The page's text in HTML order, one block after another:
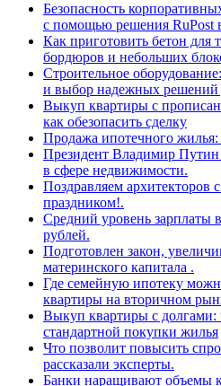
Безопасность
с помощью решения RuPost
Как приготовить бетон для
бордюров и небольших
Строительное
и выбор надежных решений
Выкуп квартиры с
как обезопасить сделку
Продажа ипотечного
Президент Владимир Путин
в сфере недвижимости.
Поздравляем архитекторов
праздником!.
Средний уровень зарплаты
рублей.
Подготовлен закон,
материнского капитала .
Где семейную ипотеку
квартиры на вторичном
Выкуп квартиры с долгами:
стандартной покупки жилья
Что позволит повысить
рассказали эксперты.
Банки наращивают объемы